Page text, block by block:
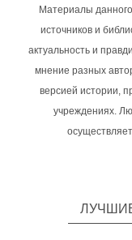
Материалы
источников и
актуальность и
мнение разных
версией истории,
учреждениях.